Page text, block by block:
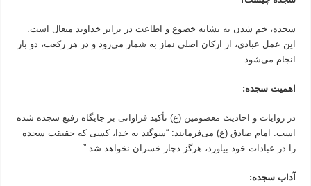
سجده، خم شدن به نشانه خضوع و اطاعت در برابر خداوند متعال است.
این عمل عبادی، از ارکان اصلی نماز به شمار می‌رود و در هر رکعت، دو بار
انجام می‌شود.
اهمیت سجده:
در روایات و احادیث معصومین (ع) تأکید فراوانی بر جایگاه رفیع سجده شده
است. امام صادق (ع) می‌فرمایند: “سوگند به خدا، کسی که حقیقت سجده
را در عبادات خود بیاورد، هرگز دچار خسران نخواهد شد.”
آداب سجده: